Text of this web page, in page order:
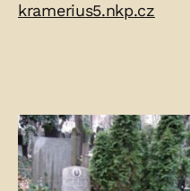
kramerius5.nkp.cz
Fotogalerie: